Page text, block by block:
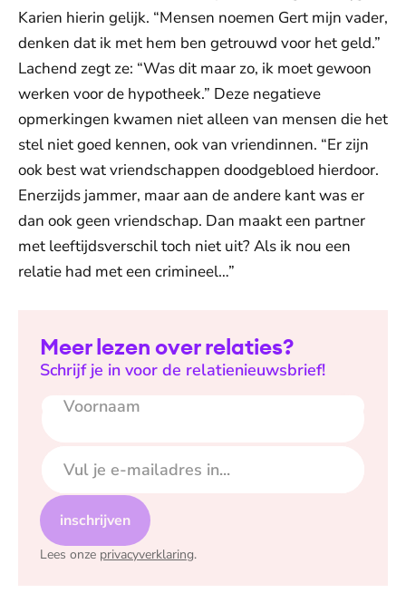
Karien hierin gelijk. “Mensen noemen Gert mijn vader,
denken dat ik met hem ben getrouwd voor het geld.”
Lachend zegt ze: “Was dit maar zo, ik moet gewoon
werken voor de hypotheek.” Deze negatieve
opmerkingen kwamen niet alleen van mensen die het
stel niet goed kennen, ook van vriendinnen. “Er zijn
ook best wat vriendschappen doodgebloed hierdoor.
Enerzijds jammer, maar aan de andere kant was er
dan ook geen vriendschap. Dan maakt een partner
met leeftijdsverschil toch niet uit? Als ik nou een
relatie had met een crimineel…”
Meer lezen over relaties?
Schrijf je in voor de relatienieuwsbrief!
Voornaam
E-mailadres
inschrijven
Lees onze privacyverklaring.